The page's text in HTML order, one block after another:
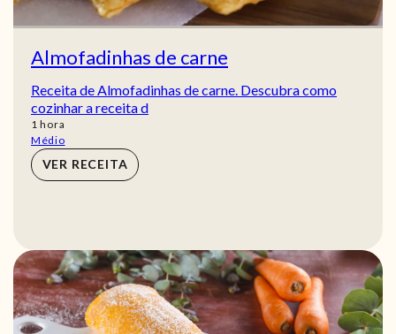
Almofadinhas de carne
Receita de Almofadinhas de carne. Descubra como
cozinhar a receita d
1 hora
hora
Médio
VER RECEITA